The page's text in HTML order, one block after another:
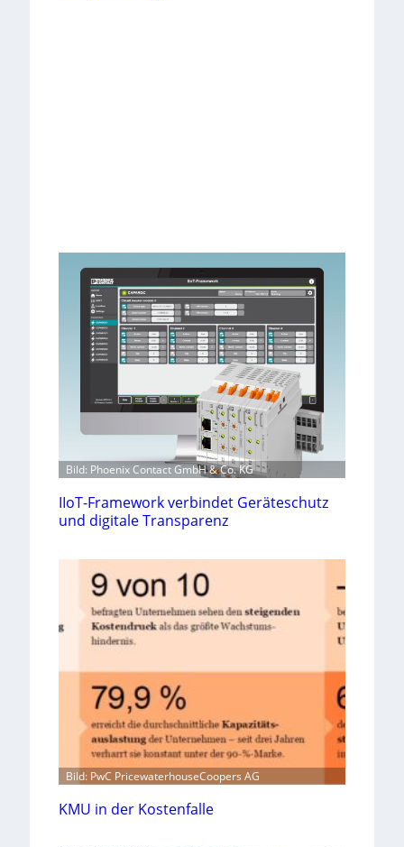
Bild: Phoenix Contact GmbH & Co. KG
IIoT-Framework verbindet Geräteschutz
und digitale Transparenz
Bild: PwC PricewaterhouseCoopers AG
KMU in der Kostenfalle